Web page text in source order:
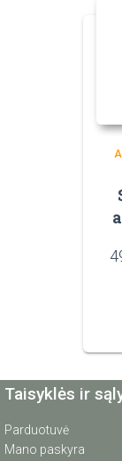
Taisyklės ir
Parduotuvė
Mano paskyra